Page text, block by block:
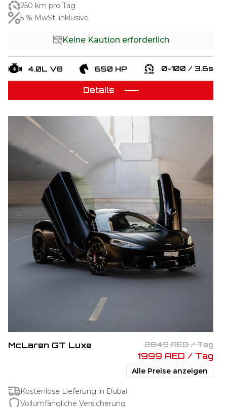
250 km pro Tag
5 % MwSt. inklusive
Keine Kaution erforderlich
4.0L V8 650 HP 0-100 / 3.6s
Details
McLaren GT Luxe 2849 AED / Tag
1999 AED / Tag
Alle Preise anzeigen
Kostenlose Lieferung in Dubai
Vollumfängliche Versicherung